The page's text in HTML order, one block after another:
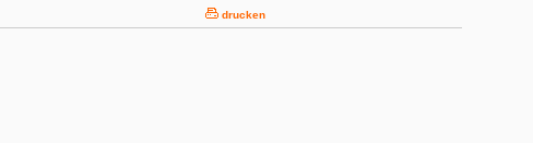
drucken